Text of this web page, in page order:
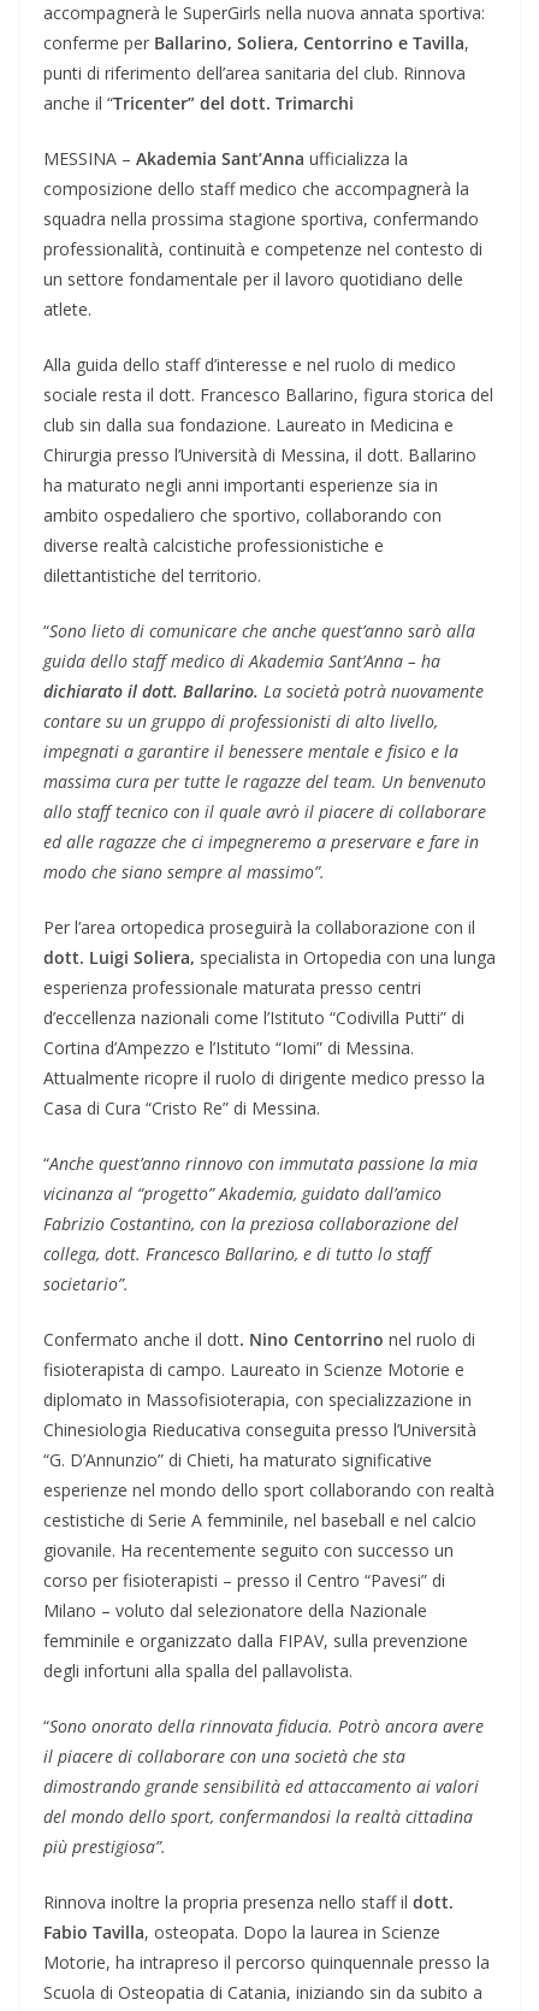
accompagnerà le SuperGirls nella nuova annata sportiva:
conferme per Ballarino, Soliera, Centorrino e Tavilla,
punti di riferimento dell’area sanitaria del club. Rinnova
anche il “Tricenter” del dott. Trimarchi
MESSINA – Akademia Sant’Anna ufficializza la
composizione dello staff medico che accompagnerà la
squadra nella prossima stagione sportiva, confermando
professionalità, continuità e competenze nel contesto di
un settore fondamentale per il lavoro quotidiano delle
atlete.
Alla guida dello staff d’interesse e nel ruolo di medico
sociale resta il dott. Francesco Ballarino, figura storica del
club sin dalla sua fondazione. Laureato in Medicina e
Chirurgia presso l’Università di Messina, il dott. Ballarino
ha maturato negli anni importanti esperienze sia in
ambito ospedaliero che sportivo, collaborando con
diverse realtà calcistiche professionistiche e
dilettantistiche del territorio.
“Sono lieto di comunicare che anche quest’anno sarò alla
guida dello staff medico di Akademia Sant’Anna – ha
dichiarato il dott. Ballarino. La società potrà nuovamente
contare su un gruppo di professionisti di alto livello,
impegnati a garantire il benessere mentale e fisico e la
massima cura per tutte le ragazze del team. Un benvenuto
allo staff tecnico con il quale avrò il piacere di collaborare
ed alle ragazze che ci impegneremo a preservare e fare in
modo che siano sempre al massimo”.
Per l’area ortopedica proseguirà la collaborazione con il
dott. Luigi Soliera, specialista in Ortopedia con una lunga
esperienza professionale maturata presso centri
d’eccellenza nazionali come l’Istituto “Codivilla Putti” di
Cortina d’Ampezzo e l’Istituto “Iomi” di Messina.
Attualmente ricopre il ruolo di dirigente medico presso la
Casa di Cura “Cristo Re” di Messina.
“Anche quest’anno rinnovo con immutata passione la mia
vicinanza al “progetto” Akademia, guidato dall’amico
Fabrizio Costantino, con la preziosa collaborazione del
collega, dott. Francesco Ballarino, e di tutto lo staff
societario”.
Confermato anche il dott. Nino Centorrino nel ruolo di
fisioterapista di campo. Laureato in Scienze Motorie e
diplomato in Massofisioterapia, con specializzazione in
Chinesiologia Rieducativa conseguita presso l’Università
“G. D’Annunzio” di Chieti, ha maturato significative
esperienze nel mondo dello sport collaborando con realtà
cestistiche di Serie A femminile, nel baseball e nel calcio
giovanile. Ha recentemente seguito con successo un
corso per fisioterapisti – presso il Centro “Pavesi” di
Milano – voluto dal selezionatore della Nazionale
femminile e organizzato dalla FIPAV, sulla prevenzione
degli infortuni alla spalla del pallavolista.
“Sono onorato della rinnovata fiducia. Potrò ancora avere
il piacere di collaborare con una società che sta
dimostrando grande sensibilità ed attaccamento ai valori
del mondo dello sport, confermandosi la realtà cittadina
più prestigiosa”.
Rinnova inoltre la propria presenza nello staff il dott.
Fabio Tavilla, osteopata. Dopo la laurea in Scienze
Motorie, ha intrapreso il percorso quinquennale presso la
Scuola di Osteopatia di Catania, iniziando sin da subito a